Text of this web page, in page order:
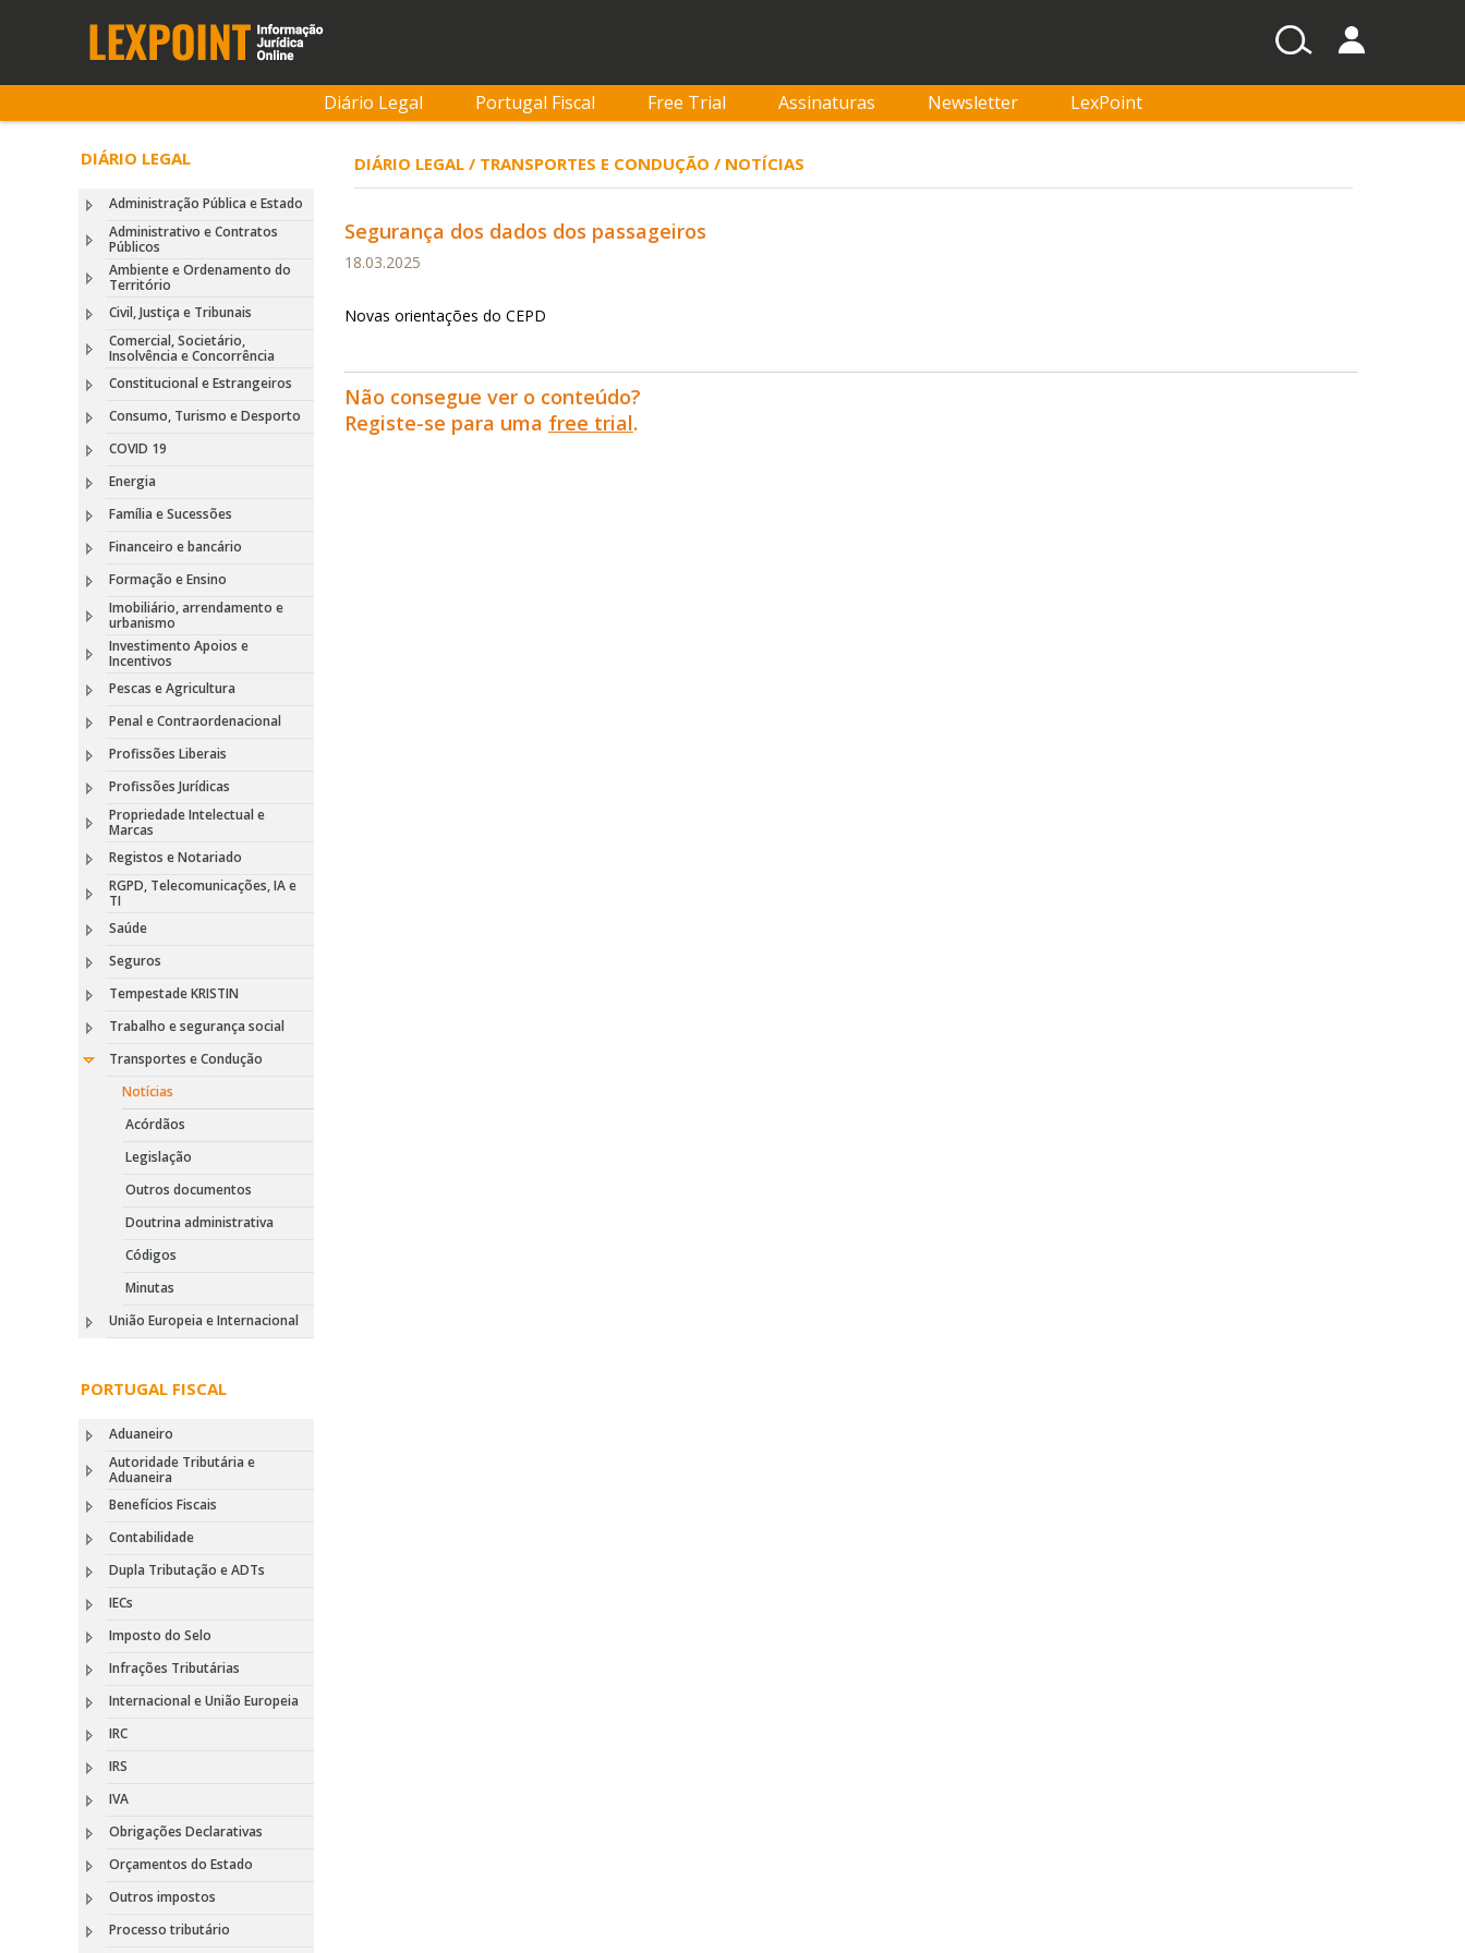
Diário Legal Portugal Fiscal Free Trial Assinaturas Newsletter LexPoint
DIÁRIO LEGAL
Administração Pública e Estado
Administrativo e Contratos
Públicos
Ambiente e Ordenamento do
Território
Civil, Justiça e Tribunais
Comercial, Societário,
Insolvência e Concorrência
Constitucional e Estrangeiros
Consumo, Turismo e Desporto
COVID 19
Energia
Família e Sucessões
Financeiro e bancário
Formação e Ensino
Imobiliário, arrendamento e
urbanismo
Investimento Apoios e
Incentivos
Pescas e Agricultura
Penal e Contraordenacional
Profissões Liberais
Profissões Jurídicas
Propriedade Intelectual e
Marcas
Registos e Notariado
RGPD, Telecomunicações, IA e
TI
Saúde
Seguros
Tempestade KRISTIN
Trabalho e segurança social
Transportes e Condução
Notícias
Acórdãos
Legislação
Outros documentos
Doutrina administrativa
Códigos
Minutas
União Europeia e Internacional
PORTUGAL FISCAL
Aduaneiro
Autoridade Tributária e
Aduaneira
Benefícios Fiscais
Contabilidade
Dupla Tributação e ADTs
IECs
Imposto do Selo
Infrações Tributárias
Internacional e União Europeia
IRC
IRS
IVA
Obrigações Declarativas
Orçamentos do Estado
Outros impostos
Processo tributário
DIÁRIO LEGAL / TRANSPORTES E CONDUÇÃO / NOTÍCIAS
Segurança dos dados dos passageiros
18.03.2025
Novas orientações do CEPD
Não consegue ver o conteúdo?
Registe-se para uma free trial.